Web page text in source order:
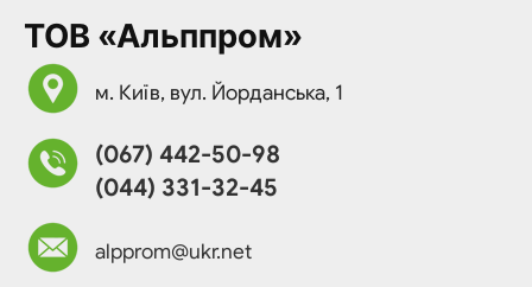
ТОВ «Альппром»
м. Київ, вул. Йорданська, 1
(067) 442-50-98
(044) 331-32-45
alpprom@ukr.net